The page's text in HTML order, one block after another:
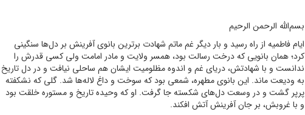
بسم‌الله الرحمن الرحیم
ایام فاطمیه از راه رسید و بار دیگر غم ماتم شهادت برترین بانوی آفرینش بر دل‌ها سنگینی
کرد؛ همان بانویی که درخت رسالت بود، همسر ولایت و مادر امامت ولی کسی قدرش را
ندانست و با شهادتش، دریای غم و اندوه مظلومیت ایشان هم ساحلی نیافت و در دل تاریخ
به ودیعت ماند. این بانوی مطهره، شمعی بود که سوخت و داغ لاله‌ها شد. گلی که نشکفته
پرپر گشت و در وسعت دل‌های شکسته جا گرفت. او که وحیده تاریخ و مستوره خلقت بود
و با غروبش، بر جان آفرینش آتش افکند.